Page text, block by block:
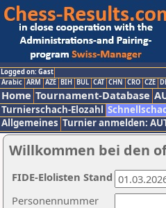
Logged on: Gast
Arabic ARM AZE BIH BUL CAT CHN CRO CZE
Home Tournament-Database
Turnierschach-Elozahl
Allgemeines Turnier anmelden:
Willkommen bei den
Personennummer
FIDE-Elolisten Stand